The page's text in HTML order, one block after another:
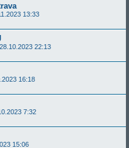
13:33
28.10.2023 22:13
16:18
7:32
15:06